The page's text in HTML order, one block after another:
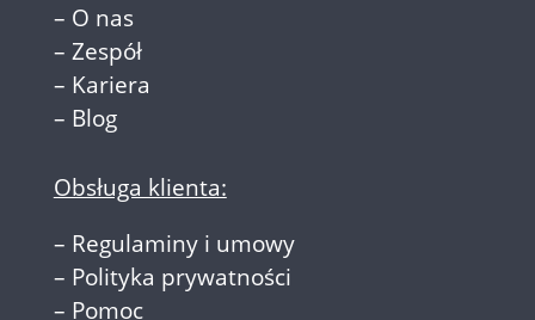
– O nas
– Zespół
– Kariera
– Blog
Obsługa klienta:
– Regulaminy i umowy
– Polityka prywatności
– Pomoc